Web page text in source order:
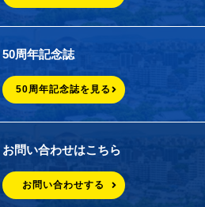
50周年記念誌
50周年記念誌を見る
お問い合わせはこちら
お問い合わせする